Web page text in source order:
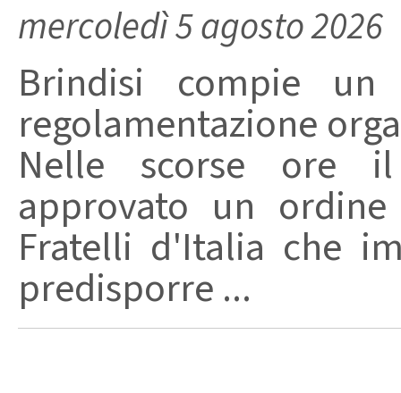
mercoledì 5 agosto 2026
Brindisi compie
regolamentazione
Nelle scorse ore
approvato un
Fratelli d'Italia che
predisporre ...